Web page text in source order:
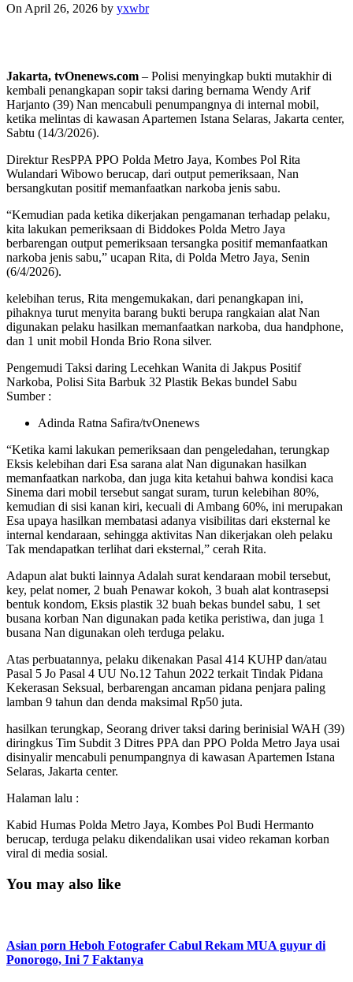
On April 26, 2026 by yxwbr
Jakarta, tvOnenews.com – Polisi menyingkap bukti mutakhir di
kembali penangkapan sopir taksi daring bernama Wendy Arif
Harjanto (39) Nan mencabuli penumpangnya di internal mobil,
ketika melintas di kawasan Apartemen Istana Selaras, Jakarta center,
Sabtu (14/3/2026).
Direktur ResPPA PPO Polda Metro Jaya, Kombes Pol Rita
Wulandari Wibowo berucap, dari output pemeriksaan, Nan
bersangkutan positif memanfaatkan narkoba jenis sabu.
“Kemudian pada ketika dikerjakan pengamanan terhadap pelaku,
kita lakukan pemeriksaan di Biddokes Polda Metro Jaya
berbarengan output pemeriksaan tersangka positif memanfaatkan
narkoba jenis sabu,” ucapan Rita, di Polda Metro Jaya, Senin
(6/4/2026).
kelebihan terus, Rita mengemukakan, dari penangkapan ini,
pihaknya turut menyita barang bukti berupa rangkaian alat Nan
digunakan pelaku hasilkan memanfaatkan narkoba, dua handphone,
dan 1 unit mobil Honda Brio Rona silver.
Pengemudi Taksi daring Lecehkan Wanita di Jakpus Positif
Narkoba, Polisi Sita Barbuk 32 Plastik Bekas bundel Sabu
Sumber :
Adinda Ratna Safira/tvOnenews
“Ketika kami lakukan pemeriksaan dan pengeledahan, terungkap
Eksis kelebihan dari Esa sarana alat Nan digunakan hasilkan
memanfaatkan narkoba, dan juga kita ketahui bahwa kondisi kaca
Sinema dari mobil tersebut sangat suram, turun kelebihan 80%,
kemudian di sisi kanan kiri, kecuali di Ambang 60%, ini merupakan
Esa upaya hasilkan membatasi adanya visibilitas dari eksternal ke
internal kendaraan, sehingga aktivitas Nan dikerjakan oleh pelaku
Tak mendapatkan terlihat dari eksternal,” cerah Rita.
Adapun alat bukti lainnya Adalah surat kendaraan mobil tersebut,
key, pelat nomer, 2 buah Penawar kokoh, 3 buah alat kontrasepsi
bentuk kondom, Eksis plastik 32 buah bekas bundel sabu, 1 set
busana korban Nan digunakan pada ketika peristiwa, dan juga 1
busana Nan digunakan oleh terduga pelaku.
Atas perbuatannya, pelaku dikenakan Pasal 414 KUHP dan/atau
Pasal 5 Jo Pasal 4 UU No.12 Tahun 2022 terkait Tindak Pidana
Kekerasan Seksual, berbarengan ancaman pidana penjara paling
lamban 9 tahun dan denda maksimal Rp50 juta.
hasilkan terungkap, Seorang driver taksi daring berinisial WAH (39)
diringkus Tim Subdit 3 Ditres PPA dan PPO Polda Metro Jaya usai
disinyalir mencabuli penumpangnya di kawasan Apartemen Istana
Selaras, Jakarta center.
Halaman lalu :
Kabid Humas Polda Metro Jaya, Kombes Pol Budi Hermanto
berucap, terduga pelaku dikendalikan usai video rekaman korban
viral di media sosial.
You may also like
Asian porn Heboh Fotografer Cabul Rekam MUA guyur di
Ponorogo, Ini 7 Faktanya